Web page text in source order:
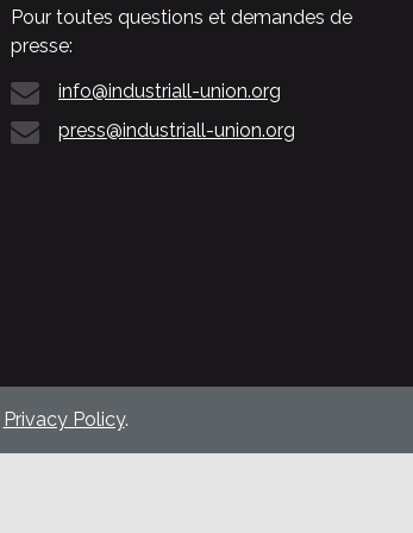
Pour toutes questions et demandes de
presse:
info@industriall-union.org
press@industriall-union.org
Privacy Policy.